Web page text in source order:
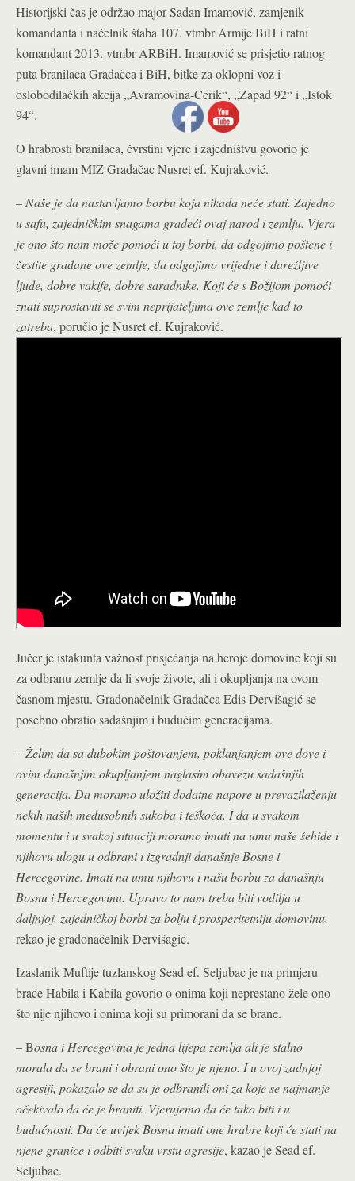
Historijski čas je održao major Sadan Imamović, zamjenik
komandanta i načelnik štaba 107. vtmbr Armije BiH i ratni
komandant 2013. vtmbr ARBiH. Imamović se prisjetio ratnog
puta branilaca Gradačca i BiH, bitke za oklopni voz i
oslobodilačkih akcija „Avramovina-Cerik“, „Zapad 92“ i „Istok
94“.
O hrabrosti branilaca, čvrstini vjere i zajedništvu govorio je
glavni imam MIZ Gradačac Nusret ef. Kujraković.
– Naše je da nastavljamo borbu koja nikada neće stati. Zajedno
u safu, zajedničkim snagama gradeći ovaj narod i zemlju. Vjera
je ono što nam može pomoći u toj borbi, da odgojimo poštene i
čestite građane ove zemlje, da odgojimo vrijedne i darežljive
ljude, dobre vakife, dobre saradnike. Koji će s Božijom pomoći
znati suprostaviti se svim neprijateljima ove zemlje kad to
zatreba, poručio je Nusret ef. Kujraković.
Jučer je istakunta važnost prisjećanja na heroje domovine koji su
za odbranu zemlje da li svoje živote, ali i okupljanja na ovom
časnom mjestu. Gradonačelnik Gradačca Edis Dervišagić se
posebno obratio sadašnjim i budućim generacijama.
–Želim da sa dubokim poštovanjem, poklanjanjem ove dove i
ovim današnjim okupljanjem naglasim obavezu sadašnjih
generacija. Da moramo uložiti dodatne napore u prevazilaženju
nekih naših međusobnih sukoba i teškoća. I da u svakom
momentu i u svakoj situaciji moramo imati na umu naše šehide i
njihovu ulogu u odbrani i izgradnji današnje Bosne i
Hercegovine. Imati na umu njihovu i našu borbu za današnju
Bosnu i Hercegovinu. Upravo to nam treba biti vodilja u
daljnjoj, zajedničkoj borbi za bolju i prosperitetniju domovinu,
rekao je gradonačelnik Dervišagić.
Izaslanik Muftije tuzlanskog Sead ef. Seljubac je na primjeru
braće Habila i Kabila govorio o onima koji neprestano žele ono
što nije njihovo i onima koji su primorani da se brane.
– Bosna i Hercegovina je jedna lijepa zemlja ali je stalno
morala da se brani i obrani ono što je njeno. I u ovoj zadnjoj
agresiji, pokazalo se da su je odbranili oni za koje se najmanje
očekivalo da će je braniti. Vjerujemo da će tako biti i u
budućnosti. Da će uvijek Bosna imati one hrabre koji će stati na
njene granice i odbiti svaku vrstu agresije, kazao je Sead ef.
Seljubac.